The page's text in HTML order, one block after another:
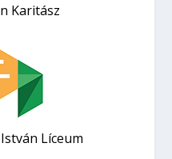
Karitász
Líceum